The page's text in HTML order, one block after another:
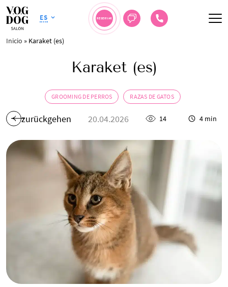
ES RESERVAR
Inicio » Karaket (es)
Karaket (es)
GROOMING DE PERROS RAZAS DE GATOS
zurückgehen 20.04.2026 14 4 min